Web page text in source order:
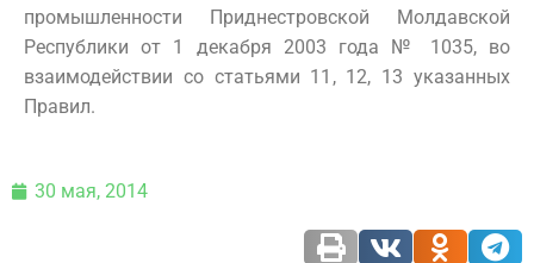
промышленности Приднестровской Молдавской
Республики от 1 декабря 2003 года № 1035, во
взаимодействии со статьями 11, 12, 13 указанных
Правил.
30 мая, 2014